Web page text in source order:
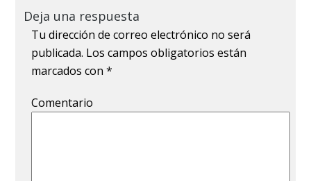
Deja una respuesta
Tu dirección de correo electrónico no será
publicada. Los campos obligatorios están
marcados con*
Comentario